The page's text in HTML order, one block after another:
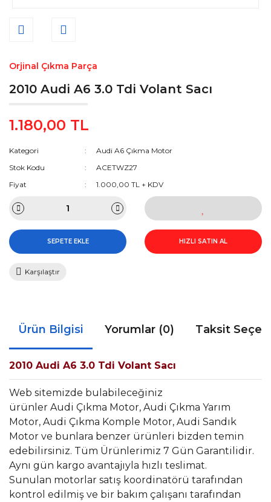
Orjinal Çıkma Parça
2010 Audi A6 3.0 Tdi Volant Sacı
1.180,00 TL
Kategori
Audi A6 Çıkma Motor
Stok Kodu
ACETWZ27
Fiyat
1.000,00 TL + KDV
SEPETE EKLE HIZLI SATIN AL
Karşılaştır
Ürün Bilgisi Yorumlar (0) Taksit
2010 Audi A6 3.0 Tdi Volant Sacı
Web sitemizde bulabileceğiniz
ürünler Audi Çıkma Motor, Audi Çıkma Yarım
Motor, Audi Çıkma Komple Motor, Audi Sandık
Motor ve bunlara benzer ürünleri bizden temin
edebilirsiniz. Tüm Ürünlerimiz 7 Gün Garantilidir.
Aynı gün kargo avantajıyla hızlı teslimat.
Sunulan motorlar satış koordinatörü tarafından
kontrol edilmiş ve bir bakım çalışanı tarafından